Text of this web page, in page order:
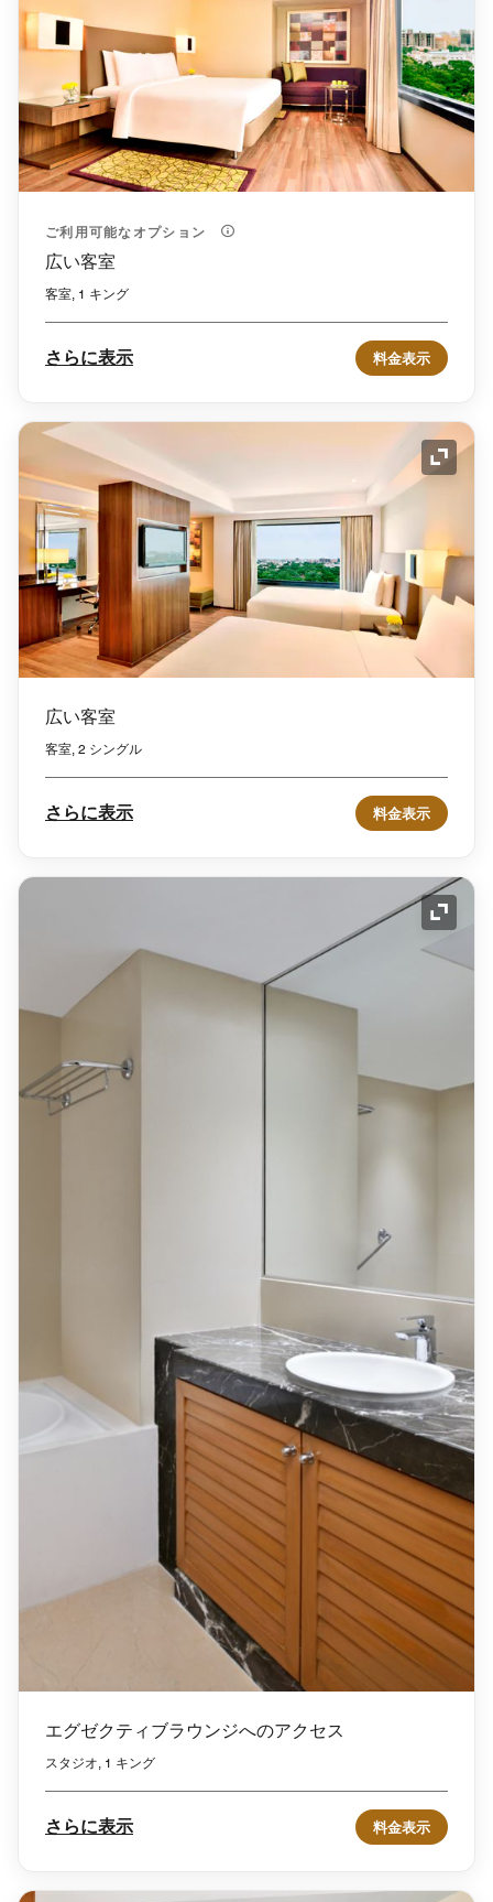
ご利用可能なオプション
広い客室
客室, 1 キング
さらに表示 料金表示
アイ
広い客室
客室, 2 シングル
さらに表示 料金表示
アイ
エグゼクティブラウンジへのアクセス
スタジオ, 1 キング
さらに表示 料金表示